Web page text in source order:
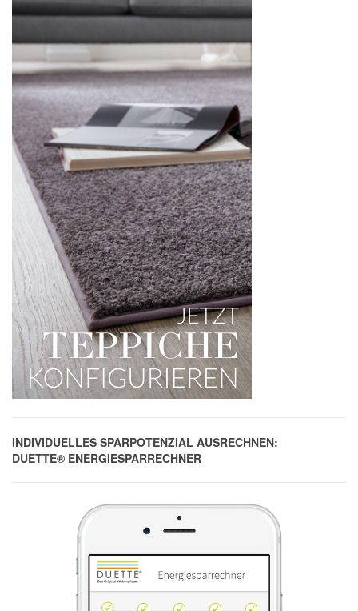
INDIVIDUELLES SPARPOTENZIAL AUSRECHNEN:
DUETTE® ENERGIESPARRECHNER